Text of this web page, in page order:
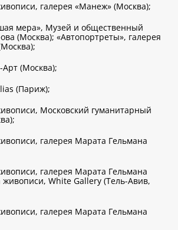
галерея «Манеж» (Москва);
мера», Музей и общественный
(Москва); «Автопортреты», галерея
(Москва);
(Париж);
Московский гуманитарный
галерея Марата Гельмана
галерея Марата Гельмана
живописи, White Gallery (Тель-Авив,
галерея Марата Гельмана